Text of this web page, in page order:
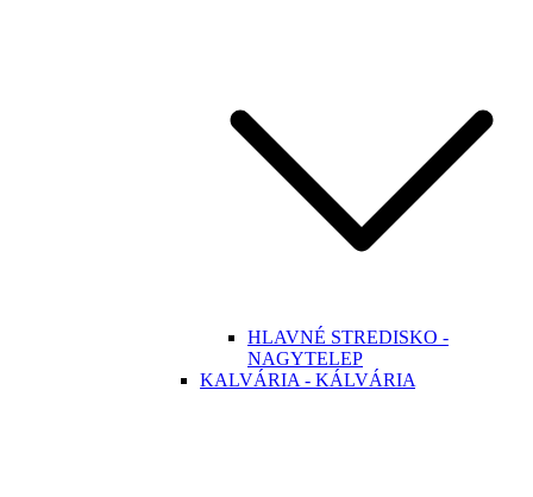
HLAVNÉ STREDISKO -
NAGYTELEP
KALVÁRIA - KÁLVÁRIA